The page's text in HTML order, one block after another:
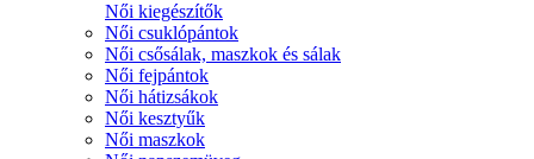
Női kiegészítők
Női csuklópántok
Női csősálak, maszkok és sálak
Női fejpántok
Női hátizsákok
Női kesztyűk
Női maszkok